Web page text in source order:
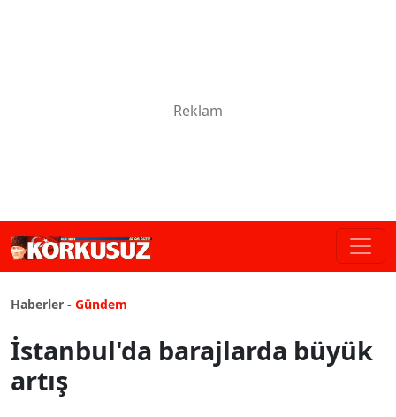
Haberler - Gündem
İstanbul'da barajlarda büyük
artış